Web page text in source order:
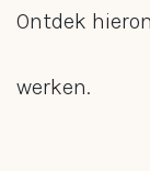
Ontdek
werken.